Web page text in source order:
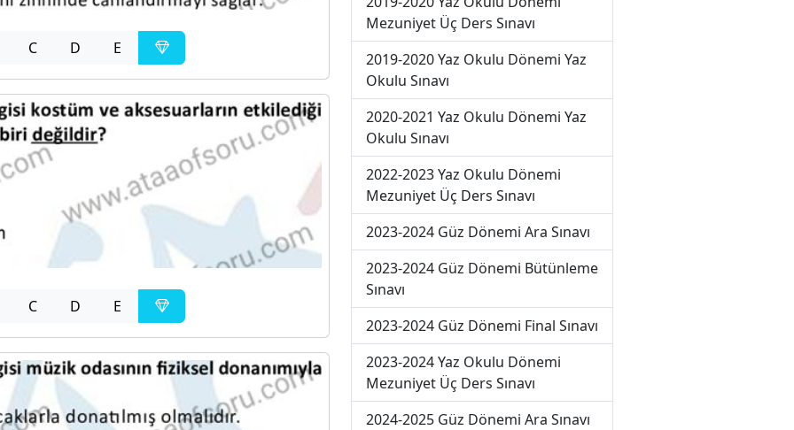
C D E
C D E
Mezuniyet Üç Ders Sınavı
2019-2020 Yaz Okulu Dönemi Yaz
Okulu Sınavı
2020-2021 Yaz Okulu Dönemi Yaz
Okulu Sınavı
2022-2023 Yaz Okulu Dönemi
Mezuniyet Üç Ders Sınavı
2023-2024 Güz Dönemi Ara Sınavı
2023-2024 Güz Dönemi Bütünleme
Sınavı
2023-2024 Güz Dönemi Final Sınavı
2023-2024 Yaz Okulu Dönemi
Mezuniyet Üç Ders Sınavı
2024-2025 Güz Dönemi Ara Sınavı